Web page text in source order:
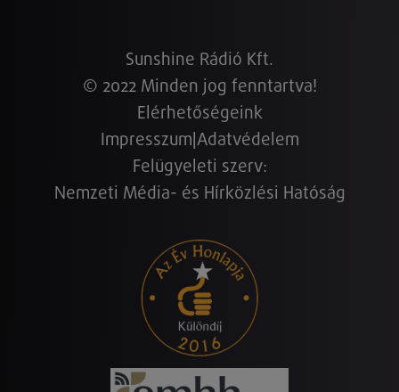
Sunshine Rádió Kft.
© 2022 Minden jog fenntartva!
Elérhetőségeink
Impresszum Adatvédelem
Felügyeleti szerv:
Nemzeti Média- és Hírközlési Hatóság